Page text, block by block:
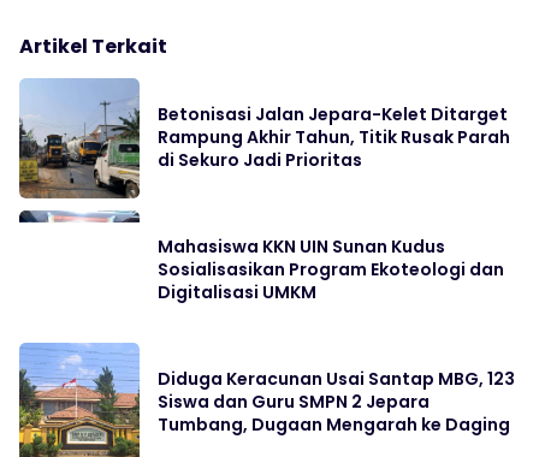
Artikel Terkait
Betonisasi Jalan Jepara-Kelet Ditarget
Rampung Akhir Tahun, Titik Rusak Parah
di Sekuro Jadi Prioritas
Mahasiswa KKN UIN Sunan Kudus
Sosialisasikan Program Ekoteologi dan
Digitalisasi UMKM
Diduga Keracunan Usai Santap MBG, 123
Siswa dan Guru SMPN 2 Jepara
Tumbang, Dugaan Mengarah ke Daging